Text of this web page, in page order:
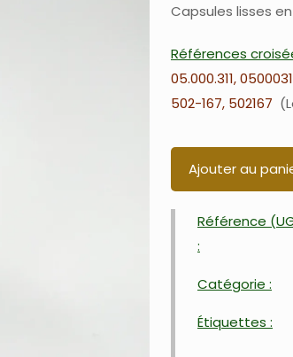
Capsules lisses
Références
05.000.311,
502-167, 502167
Ajouter au
Référence
:
Catégorie :
Étiquettes :